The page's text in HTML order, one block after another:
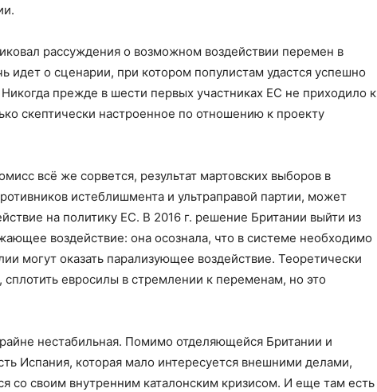
рассуждения о возможном воздействии перемен в
идет о сценарии, при котором популистам удастся успешно
прежде в шести первых участниках ЕС не приходило к
скептически настроенное по отношению к проекту
всё же сорвется, результат мартовских выборов в
истеблишмента и ультраправой партии, может
на политику ЕС. В 2016 г. решение Британии выйти из
воздействие: она осознала, что в системе необходимо
могут оказать парализующее воздействие. Теоретически
сплотить евросилы в стремлении к переменам, но это
нестабильная. Помимо отделяющейся Британии и
Испания, которая мало интересуется внешними делами,
со своим внутренним каталонским кризисом. И еще там есть